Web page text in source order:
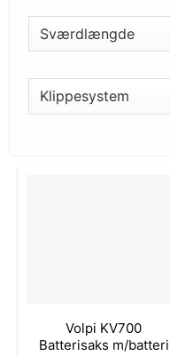
Volpi KV700
Batterisaks m/batteri